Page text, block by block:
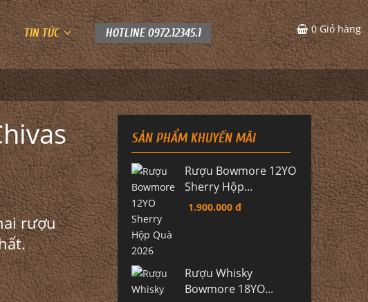
TIN TỨC HOTLINE 0972.12345.1 0 Giỏ hàng
rượu
SẢN PHẨM KHUYẾN MÃI
Rượu Bowmore 12YO
Sherry Hộp...
1.900.000 đ
Rượu Whisky
Bowmore 18YO...